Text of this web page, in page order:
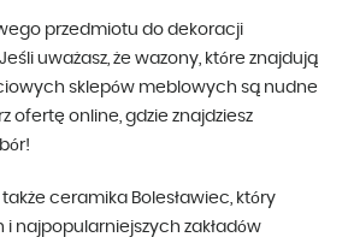
przedmiotu do dekoracji
uważasz, że wazony, które znajdują
sklepów meblowych są nudne
ofertę online, gdzie znajdziesz
ceramika Bolesławiec, który
i najpopularniejszych zakładów